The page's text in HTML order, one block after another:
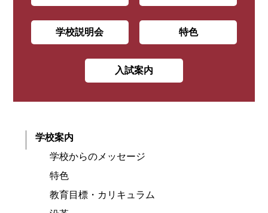
学校説明会 特色
入試案内
学校案内
学校からのメッセージ
特色
教育目標・カリキュラム